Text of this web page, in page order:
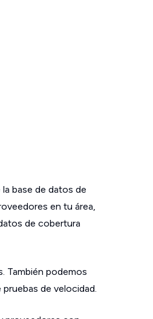
base de datos de
en tu área,
de cobertura
También podemos
de velocidad.